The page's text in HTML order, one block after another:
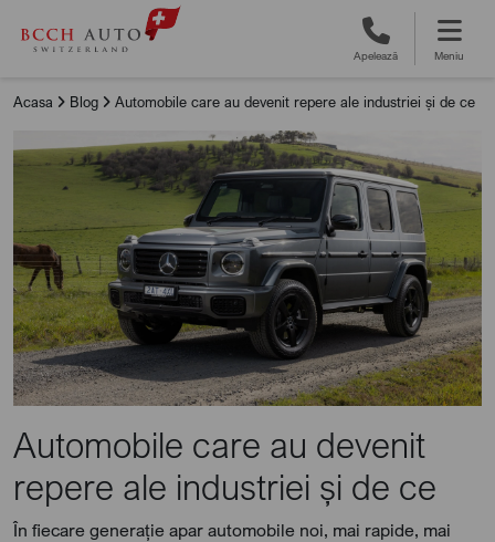
Apelează Meniu
Acasa Blog Automobile care au devenit repere ale industriei și de ce
Automobile care au devenit
repere ale industriei și de ce
În fiecare generație apar automobile noi, mai rapide, mai